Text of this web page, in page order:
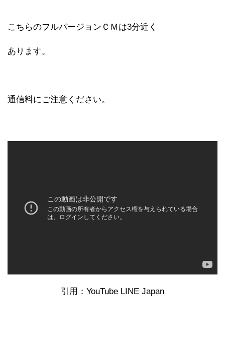
こちらのフルバージョンＣＭは3分近く
あります。
通信料にご注意ください。
引用：YouTube LINE Japan